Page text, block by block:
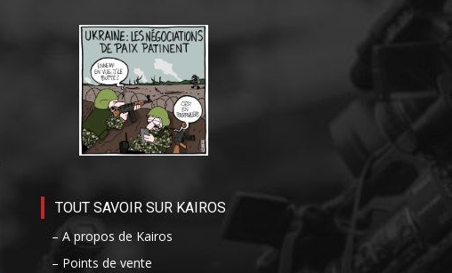
TOUT SAVOIR SUR KAIROS
– A propos de Kairos
– Points de vente